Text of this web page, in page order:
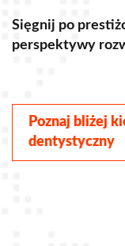
Sięgnij po
perspektywy
Poznaj bliżej
dentystyczny